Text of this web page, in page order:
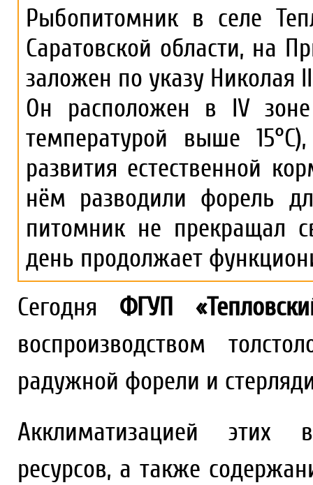
Рыбопитомник в селе
Саратовской области, на
заложен по указу Николая
Он расположен в IV
температурой выше
развития естественной
нём разводили форель
питомник не прекращал
день продолжает
Сегодня ФГУП
воспроизводством
радужной форели и
Акклиматизацией этих
ресурсов, а также